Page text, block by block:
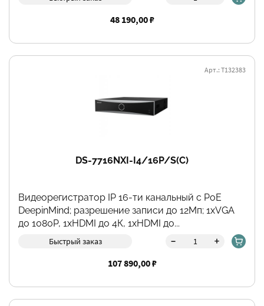
48 190,00 ₽
DS-7716NXI-I4/16P/S(С)
Арт.: Т132383
Видеорегистратор IP 16-ти канальный c PoE
DeepinMind; разрешение записи до 12Мп; 1хVGA
до 1080Р, 1хHDMI до 4К, 1хHDMI до...
Быстрый заказ - +
107 890,00 ₽